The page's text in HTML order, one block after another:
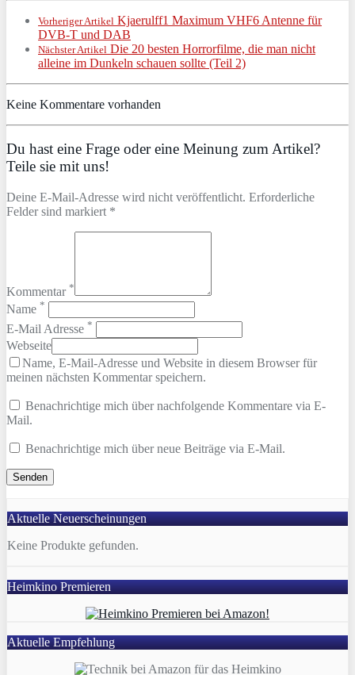
Vorheriger Artikel Kjaerulff1 Maximum VHF6 Antenne für
DVB-T und DAB
Nächster Artikel Die 20 besten Horrorfilme, die man nicht
alleine im Dunkeln schauen sollte (Teil 2)
Keine Kommentare vorhanden
Du hast eine Frage oder eine Meinung zum Artikel?
Teile sie mit uns!
Deine E-Mail-Adresse wird nicht veröffentlicht. Erforderliche
Felder sind markiert *
Kommentar *
Name *
E-Mail Adresse *
Webseite
Name, E-Mail-Adresse und Website in diesem Browser für
meinen nächsten Kommentar speichern.
Benachrichtige mich über nachfolgende Kommentare via E-
Mail.
Benachrichtige mich über neue Beiträge via E-Mail.
Aktuelle Neuerscheinungen
Keine Produkte gefunden.
Heimkino Premieren
Aktuelle Empfehlung